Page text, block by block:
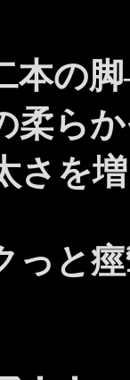
本の
柔ら
さを
と